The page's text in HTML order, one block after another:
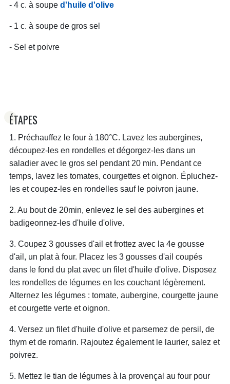
- 4 c. à soupe d'huile d'olive
- 1 c. à soupe de gros sel
- Sel et poivre
ÉTAPES
1. Préchauffez le four à 180°C. Lavez les aubergines,
découpez-les en rondelles et dégorgez-les dans un
saladier avec le gros sel pendant 20 min. Pendant ce
temps, lavez les tomates, courgettes et oignon. Épluchez-
les et coupez-les en rondelles sauf le poivron jaune.
2. Au bout de 20min, enlevez le sel des aubergines et
badigeonnez-les d'huile d'olive.
3. Coupez 3 gousses d'ail et frottez avec la 4e gousse
d'ail, un plat à four. Placez les 3 gousses d'ail coupés
dans le fond du plat avec un filet d'huile d'olive. Disposez
les rondelles de légumes en les couchant légèrement.
Alternez les légumes : tomate, aubergine, courgette jaune
et courgette verte et oignon.
4. Versez un filet d'huile d'olive et parsemez de persil, de
thym et de romarin. Rajoutez également le laurier, salez et
poivrez.
5. Mettez le tian de légumes à la provençal au four pour